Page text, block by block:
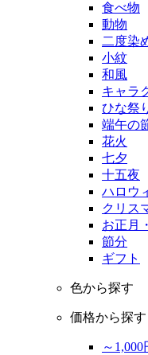
食べ物
動物
二度染
小紋
和風
キャラ
ひな祭
端午の
花火
七夕
十五夜
ハロウ
クリス
お正月
節分
ギフト
色から探す
価格から探す
～1,000